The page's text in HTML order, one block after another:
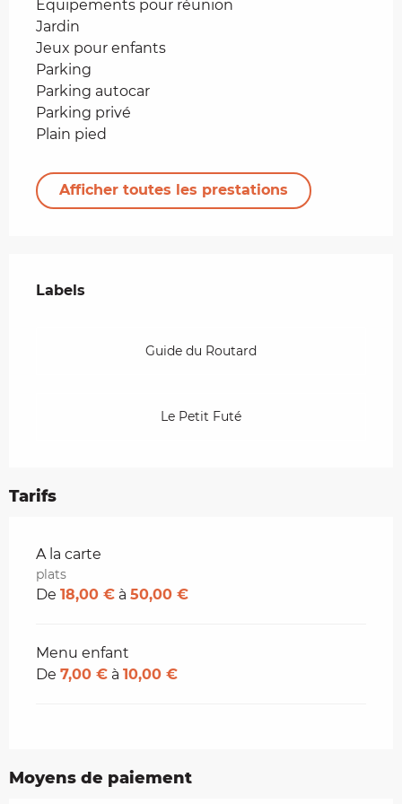
Equipements pour réunion
Jardin
Jeux pour enfants
Parking
Parking autocar
Parking privé
Plain pied
Afficher toutes les prestations
Labels
Labels
Guide du Routard
Le Petit Futé
Tarifs
Tarifs 2026
A la carte
plats
De 18,00 € à 50,00 €
Menu enfant
De 7,00 € à 10,00 €
Moyens de paiement